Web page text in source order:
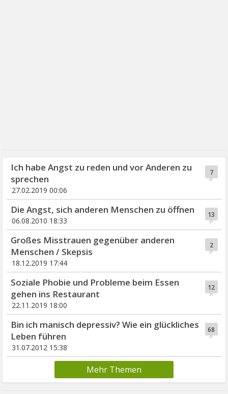
7
Ich habe Angst zu reden und vor Anderen zu
sprechen
27.02.2019 00:06
13
Die Angst, sich anderen Menschen zu öffnen
06.08.2010 18:33
2
Großes Misstrauen gegenüber anderen
Menschen / Skepsis
18.12.2019 17:44
12
Soziale Phobie und Probleme beim Essen
gehen ins Restaurant
22.11.2019 18:00
68
Bin ich manisch depressiv? Wie ein glückliches
Leben führen
31.07.2012 15:38
Mehr Themen